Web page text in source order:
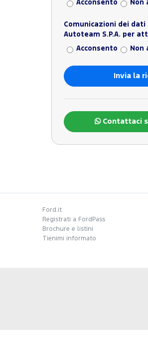
Acconsento Non
Comunicazioni dei dati
Autoteam S.P.A. per
Acconsento Non
Contattaci
Ford.it
Registrati a FordPass
Brochure e listini
Tienimi informato